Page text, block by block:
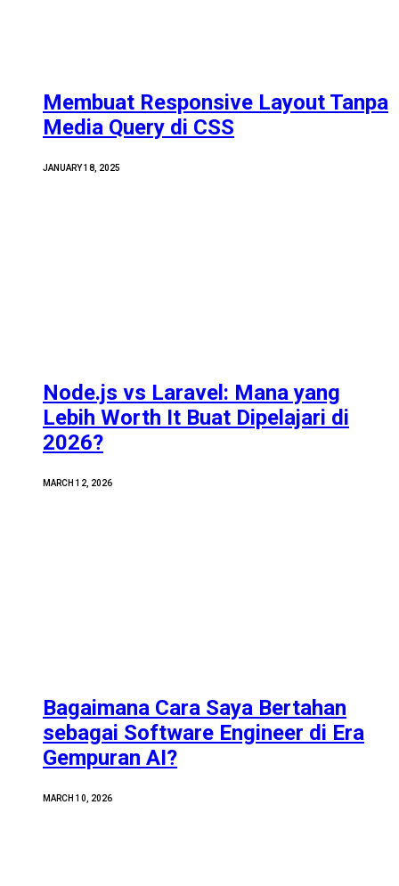
Membuat Responsive Layout Tanpa
Media Query di CSS
JANUARY 18, 2025
Node.js vs Laravel: Mana yang
Lebih Worth It Buat Dipelajari di
2026?
MARCH 12, 2026
Bagaimana Cara Saya Bertahan
sebagai Software Engineer di Era
Gempuran AI?
MARCH 10, 2026